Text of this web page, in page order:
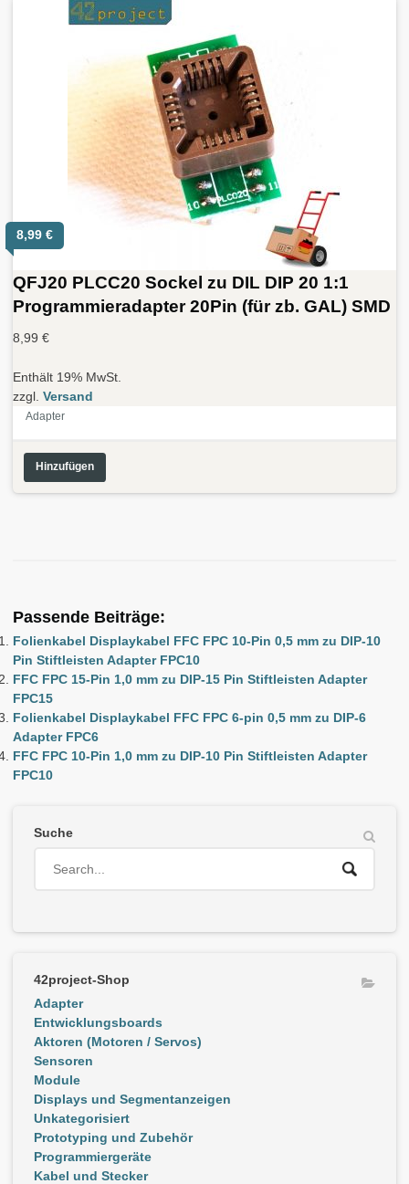
8,99 €
QFJ20 PLCC20 Sockel zu DIL DIP 20 1:1
Programmieradapter 20Pin (für zb. GAL) SMD
8,99 €
Enthält 19% MwSt.
zzgl. Versand
Adapter
Hinzufügen
Passende Beiträge:
Folienkabel Displaykabel FFC FPC 10-Pin 0,5 mm zu DIP-10
Pin Stiftleisten Adapter FPC10
FFC FPC 15-Pin 1,0 mm zu DIP-15 Pin Stiftleisten Adapter
FPC15
Folienkabel Displaykabel FFC FPC 6-pin 0,5 mm zu DIP-6
Adapter FPC6
FFC FPC 10-Pin 1,0 mm zu DIP-10 Pin Stiftleisten Adapter
FPC10
Suche
42project-Shop
Adapter
Entwicklungsboards
Aktoren (Motoren / Servos)
Sensoren
Module
Displays und Segmentanzeigen
Unkategorisiert
Prototyping und Zubehör
Programmiergeräte
Kabel und Stecker